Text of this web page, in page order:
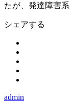
たが、発達障害
シェアする
admin